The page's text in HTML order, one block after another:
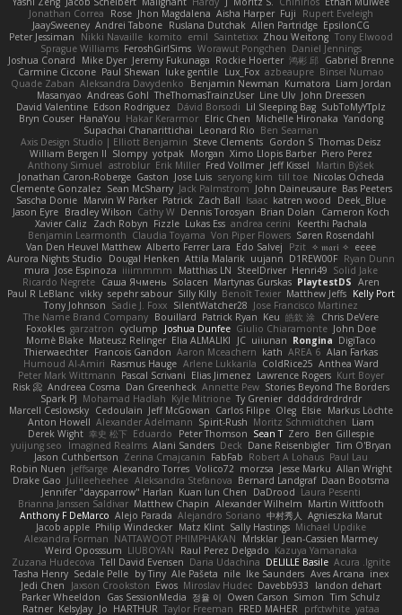
Jonathan Correa
Rose Jhon Magdalena Aisha Harper Fuji
Rupert Eveleigh
JaaySweeney Andrei Tabone Ruslana Dutchak Allen Partridge EpsilonCG
Peter Jessiman
Nikki Navaille komito emil Saintetixx Zhou Weitong Tony Elwood
Sprague Williams FeroshGirlSims Worawut Pongchen Daniel Jennings
Joshua Conard
Mike Dyer Jeremy Fukunaga Rockie Hoerter 鸿彬 邱 Gabriel Brenne
Carmine Ciccone Paul Shewan luke gentile Lux_Fox azbeaupre Binsei Numao
Quade Zaban Aleksandra Davydenko Benjamin Newman Kumatora Liam Jordan
Masanyao Andreas Gohl TheThomasTrainzUser Line Ulv John Dreessen
David Valentine Edson Rodriguez Dávid Borsodi Lil Sleeping Bag SubToMyYTplz
Bryn Couser HanaYou Hakar Kerarmor Elric Chen Michelle Hironaka Yandong
Supachai Chanarittichai
Leonard Rio Ben Seaman
Axis Design Studio | Elliott Benjamin Steve Clements Gordon S Thomas Deisz
William Bergen II Slompy yotpak Morgan Ximo Llopis Barber Piero Perez
Anthony Simuel astroblur Erik Miller Fred Vollmer Jeff Kissel
Martin Býšek
Jonathan Caron-Roberge Gaston Jose Luis seryong kim till toe Nicolas Ocheda
Clemente Gonzalez Sean McSharry Jack Palmstrom John Daineusaure Bas Peeters
Sascha Donie Marvin W Parker Patrick Zach Ball Isaac katren wood
Deek_Blue
Jason Eyre Bradley Wilson Cathy W Dennis Torosyan Brian Dolan
Cameron Koch
Xavier Caliz
Zach Robyn Fizzle Lukas Ess andrea cerini
Keerthi Pachala
Benjamin Learmonth Claudia Toyama Von Piper Flowers Søren Rosendahl
Van Den Heuvel Matthew Alberto Ferrer Lara Edo Salvej Pzit ✧ 𝔪𝔞𝔯𝔦 ✧ eeee
Aurora Nights Studio
Dougal Henken Attila Malarik uujann D1REW00F Ryan Dunn
mura Jose Espinoza iiiimmmm Matthias LN SteelDriver Henri49 Solid Jake
Ricardo Negrete Саша Ячмень Solacen Martynas Gurskas PlaytestDS Aren
Paul R LeBlanc vikky sepehr sabour Silly Killy Benoît Texier Matthew Jeffs Kelly Port
Tony Johnson Sadie J. Foxx SilentWatcher28 Jose Francisco Martinez
The Name Brand Company Bouillard Patrick Ryan Keu 皓欽 涂 Chris DeVere
Foxokles garzatron cyclump Joshua Dunfee Giulio Chiaramonte John Doe
Mornè Blake Mateusz Relinger Elia ALMALIKI JC uiiunan Rongina DigiTaco
Thierwaechter Francois Gandon Aaron Mceachern kath AREA 6 Alan Farkas
Humoud Al-Amiri Rasmus Hauge Arlene Lukkarila ColdRice25 Anthea Ward
Peter Mark Wittmann Pascal Scrivani Elias Jimenez Lawrence Rogers Kurt Boyer
Risk 📀 Andreea Cosma Dan Greenheck Annette Pew Stories Beyond The Borders
Spark PJ Mohamad Hadlah Kyle Mitrione Ty Grenier dddddrdrdrdrdr
Marcell Ceslowsky Cedoulain Jeff McGowan Carlos Filipe Oleg Elsie Markus Löchte
Anton Howell Alexander Adelmann Spirit-Rush Moritz Schmidtchen Liam
Derek Wight 幸史 松下 Eduardo Peter Thomson Sean T Zero Ben Gillespie
yuijung seo
Imagined Realms Alani Sanders Deck Dane Reisenbigler Tim O'Bryan
Jason Cuthbertson Zerina Cmajcanin FabFab Robert A Lohaus Paul Lau
Robin Nuen jeffsarge Alexandro Torres Volico72 morzsa Jesse Marku Allan Wright
Drake Gao Julileeheehee Aleksandra Stefanova Bernard Landgraf Daan Bootsma
Jennifer "daysparrow" Harlan Kuan lun Chen DaDrood Laura Pesenti
Brianna Janssen Saldivar Matthew Chapin Alexander Wilhelm Martin Wittfooth
Anthony F DeMarco Alejo Parada Alejandro Soriano 中村秀人
Agnieszka Marut
Jacob apple Philip Windecker Matz Klint Sally Hastings Michael Updike
Alexandra Forman NATTAWOOT PHIMPHAKAN MrIsklar Jean-Cassien Marmey
Weird Oposssum LIUBOYAN Raul Perez Delgado Kazuya Yamanaka
Zuzana Hudecova Tell David Evensen Daria Udachina DELILLE Basile Acura .Ignite
Tasha Henry Sedale Pelle by Tiny Ale Pašeta nile Ike Saunders Aves Arcana inex
Jedi Chen
Jaxson Crookston Ewos Miroslav Hudec Davebb933
landon dehart
Parker Wheeldon
Gas SessionMedia 정율 이 Owen Carson Simon Tim Schulz
Ratner KelsyJay Jo HARTHUR Taylor Freeman FRED MAHER prfctwhite yataa